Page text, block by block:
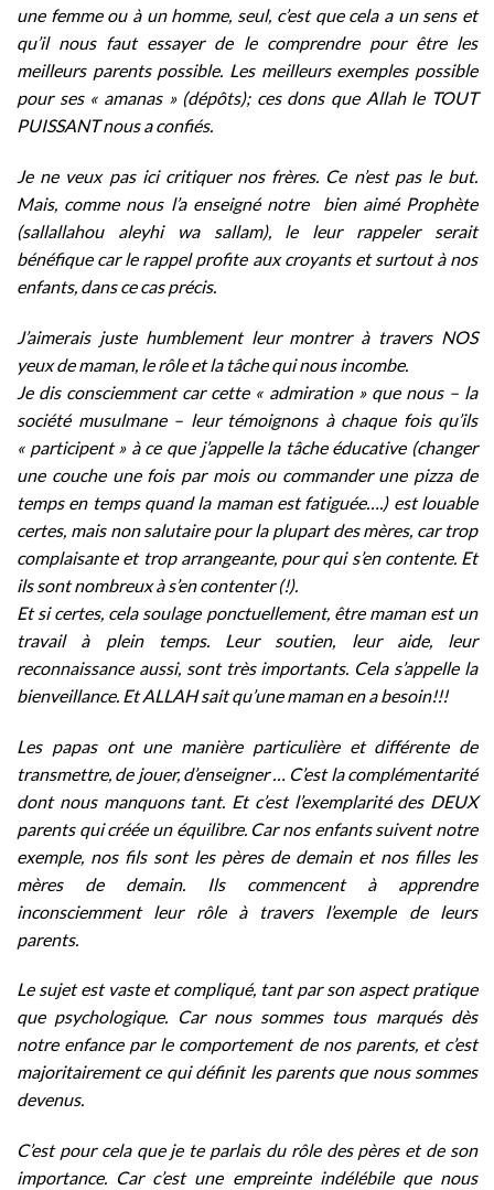
une femme ou à un homme, seul, c’est que cela a un sens et
qu’il nous faut essayer de le comprendre pour être les
meilleurs parents possible. Les meilleurs exemples possible
pour ses « amanas » (dépôts); ces dons que Allah le TOUT
PUISSANT nous a confiés.
Je ne veux pas ici critiquer nos frères. Ce n’est pas le but.
Mais, comme nous l’a enseigné notre bien aimé Prophète
(sallallahou aleyhi wa sallam), le leur rappeler serait
bénéfique car le rappel profite aux croyants et surtout à nos
enfants, dans ce cas précis.
J’aimerais juste humblement leur montrer à travers NOS
yeux de maman, le rôle et la tâche qui nous incombe.
Je dis consciemment car cette « admiration » que nous – la
société musulmane – leur témoignons à chaque fois qu’ils
« participent » à ce que j’appelle la tâche éducative (changer
une couche une fois par mois ou commander une pizza de
temps en temps quand la maman est fatiguée….) est louable
certes, mais non salutaire pour la plupart des mères, car trop
complaisante et trop arrangeante, pour qui s’en contente. Et
ils sont nombreux à s’en contenter (!).
Et si certes, cela soulage ponctuellement, être maman est un
travail à plein temps. Leur soutien, leur aide, leur
reconnaissance aussi, sont très importants. Cela s’appelle la
bienveillance. Et ALLAH sait qu’une maman en a besoin!!!
Les papas ont une manière particulière et différente de
transmettre, de jouer, d’enseigner … C’est la complémentarité
dont nous manquons tant. Et c’est l’exemplarité des DEUX
parents qui créée un équilibre. Car nos enfants suivent notre
exemple, nos fils sont les pères de demain et nos filles les
mères de demain. Ils commencent à apprendre
inconsciemment leur rôle à travers l’exemple de leurs
parents.
Le sujet est vaste et compliqué, tant par son aspect pratique
que psychologique. Car nous sommes tous marqués dès
notre enfance par le comportement de nos parents, et c’est
majoritairement ce qui définit les parents que nous sommes
devenus.
C’est pour cela que je te parlais du rôle des pères et de son
importance. Car c’est une empreinte indélébile que nous